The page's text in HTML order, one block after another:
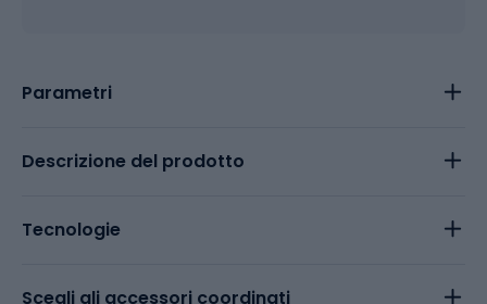
Parametri
Descrizione del prodotto
Tecnologie
Scegli gli accessori coordinati